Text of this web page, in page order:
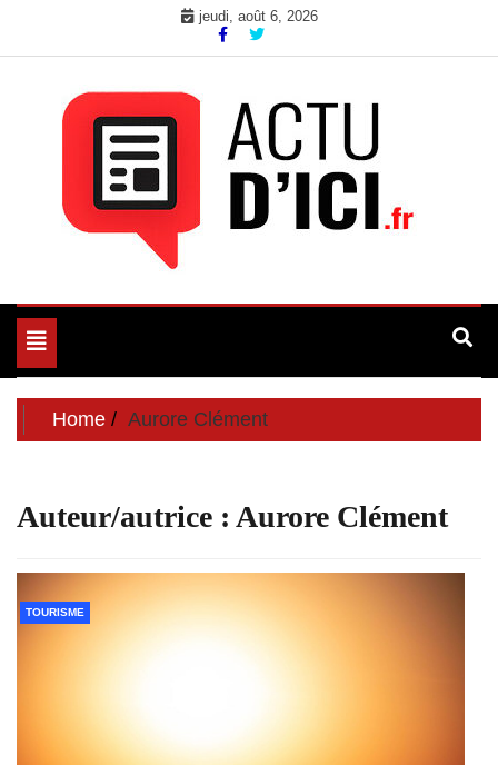
jeudi, août 6, 2026
Actu d'Ici
Toggle
navigation
Home Aurore Clément
Auteur/autrice : Aurore Clément
TOURISME